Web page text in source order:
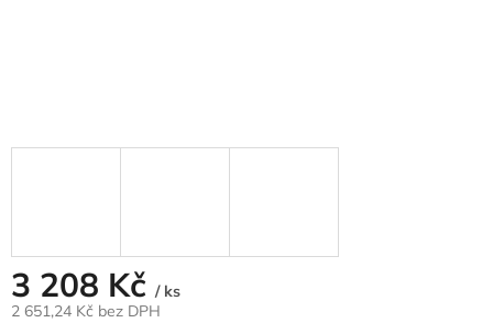
3 208 Kč / ks
2 651,24 Kč bez DPH